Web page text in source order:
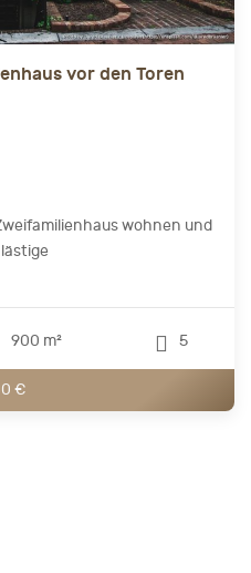
vor den Toren
wohnen und
900 m² 5
€